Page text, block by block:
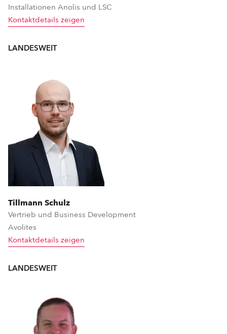
Installationen Anolis und LSC
Kontaktdetails zeigen
LANDESWEIT
Tillmann Schulz
Vertrieb und Business Development
Avolites
Kontaktdetails zeigen
LANDESWEIT